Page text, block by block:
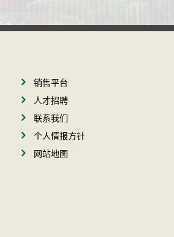
销售平台
人才招聘
联系我们
个人情报方针
网站地图